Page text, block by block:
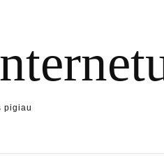
pigiau